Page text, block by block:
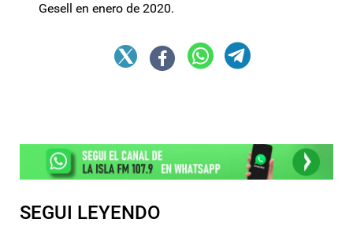
Gesell en enero de 2020.
SEGUI LEYENDO